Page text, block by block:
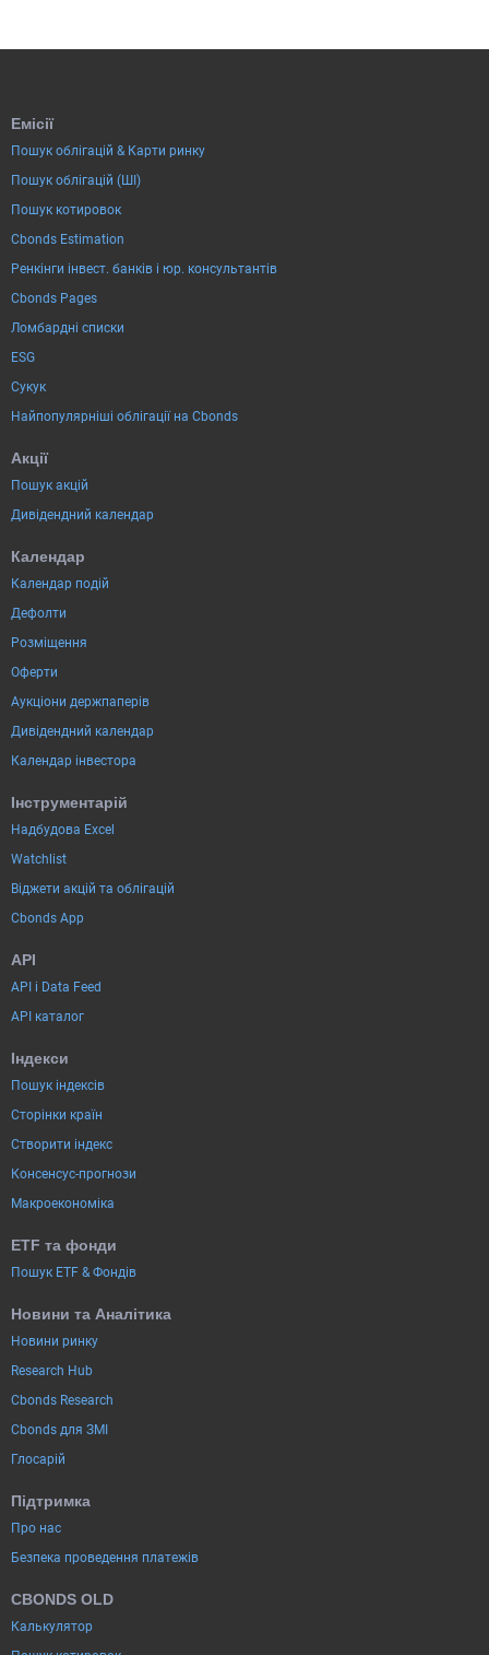
Емісії
Пошук облігацій & Карти ринку
Пошук облігацій (ШІ)
Пошук котировок
Cbonds Estimation
Ренкінги інвест. банків і юр. консультантів
Cbonds Pages
Ломбардні списки
ESG
Сукук
Найпопулярніші облігації на Cbonds
Акції
Пошук акцій
Дивідендний календар
Календар
Календар подій
Дефолти
Розміщення
Оферти
Аукціони держпаперів
Дивідендний календар
Календар інвестора
Інструментарій
Надбудова Excel
Watchlist
Віджети акцій та облігацій
Cbonds App
API
API і Data Feed
API каталог
Індекси
Пошук індексів
Сторінки країн
Створити індекс
Консенсус-прогнози
Макроекономіка
ETF та фонди
Пошук ETF & Фондів
Новини та Аналітика
Новини ринку
Research Hub
Cbonds Research
Cbonds для ЗМІ
Глосарій
Підтримка
Про нас
Безпека проведення платежів
CBONDS OLD
Калькулятор